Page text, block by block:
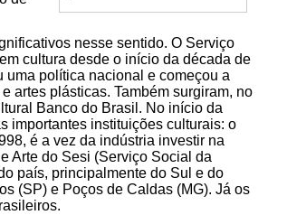
nesse sentido. O Serviço
cultura desde o início da década de
uma política nacional e começou a
artes plásticas. Também surgiram, no
Banco do Brasil. No início da
importantes instituições culturais: o
é a vez da indústria investir na
Arte do Sesi (Serviço Social da
país, principalmente do Sul e do
(SP) e Poços de Caldas (MG). Já os